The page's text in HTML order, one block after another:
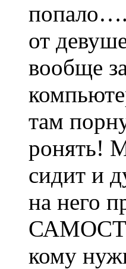
от
вообще
там
ронять!
сидит и
на него
кому